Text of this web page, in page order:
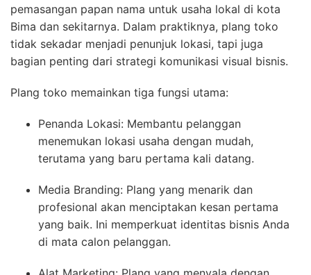
pemasangan papan nama untuk usaha lokal di kota
Bima dan sekitarnya. Dalam praktiknya, plang toko
tidak sekadar menjadi penunjuk lokasi, tapi juga
bagian penting dari strategi komunikasi visual bisnis.
Plang toko memainkan tiga fungsi utama:
Penanda Lokasi: Membantu pelanggan
menemukan lokasi usaha dengan mudah,
terutama yang baru pertama kali datang.
Media Branding: Plang yang menarik dan
profesional akan menciptakan kesan pertama
yang baik. Ini memperkuat identitas bisnis Anda
di mata calon pelanggan.